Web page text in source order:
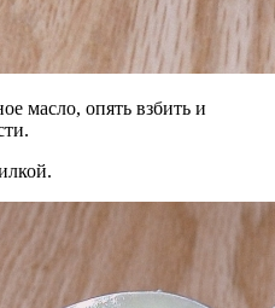
масло, опять взбить и